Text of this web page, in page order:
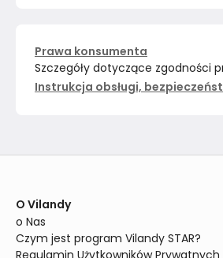
Prawa konsumenta
Szczegóły dotyczące zgodności
Instrukcja obsługi,
O Vilandy
o Nas
Czym jest program Vilandy STAR?
Regulamin Użytkowników Prywatnych